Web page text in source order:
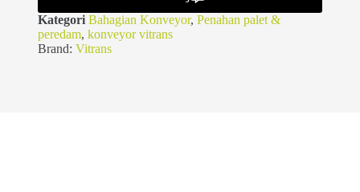
Kategori Bahagian Konveyor, Penahan palet &
peredam, konveyor vitrans
Brand: Vitrans